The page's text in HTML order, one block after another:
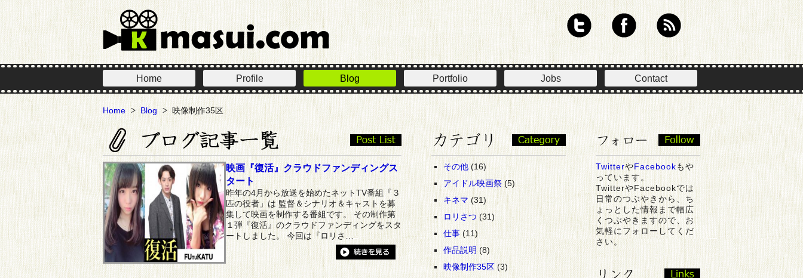
Home Profile Blog Portfolio Jobs Contact
Home Blog 映像制作35区
映画『復活』クラウドファンディングス
タート
昨年の4月から放送を始めたネットTV番組『３
匹の役者」は 監督＆シナリオ＆キャストを募
集して映画を制作する番組です。 その制作第
１弾『復活』のクラウドファンディングをスタ
ートしました。 今回は『ロリさ…
その他(16)
アイドル映画祭(5)
キネマ(31)
ロリさつ (31)
仕事(11)
作品説明(8)
映像制作35区(3)
TwitterやFacebookもや
っています。
TwitterやFacebookでは
日常のつぶやきから、ち
ょっとした情報まで幅広
くつぶやきますので、お
気軽にフォローしてくだ
さい。